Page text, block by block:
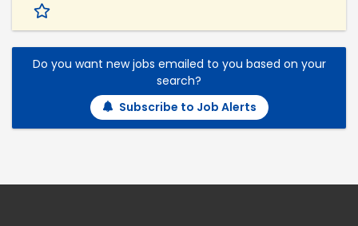
Do you want new jobs emailed to you based on your
search?
Subscribe to Job Alerts